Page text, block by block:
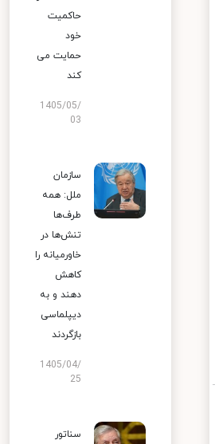
حاکمیت
خود
حمایت می
کند
1405/05/
03
سازمان
ملل: همه
طرف‌ها
تنش‌ها در
خاورمیانه را
کاهش
دهند و به
دیپلماسی
بازگردند
1405/04/
25
سناتور